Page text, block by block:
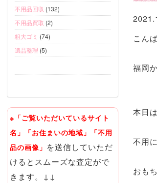
不用品回収 (132)
不用品買取 (2)
粗大ゴミ (74)
遺品整理 (5)
※「ご覧いただいているサイト
名」「お住まいの地域」「不用
品の画像」 を送信していただ
けるとスムーズな査定がで
きます。↓↓
こん
福岡
本日
不用
おも